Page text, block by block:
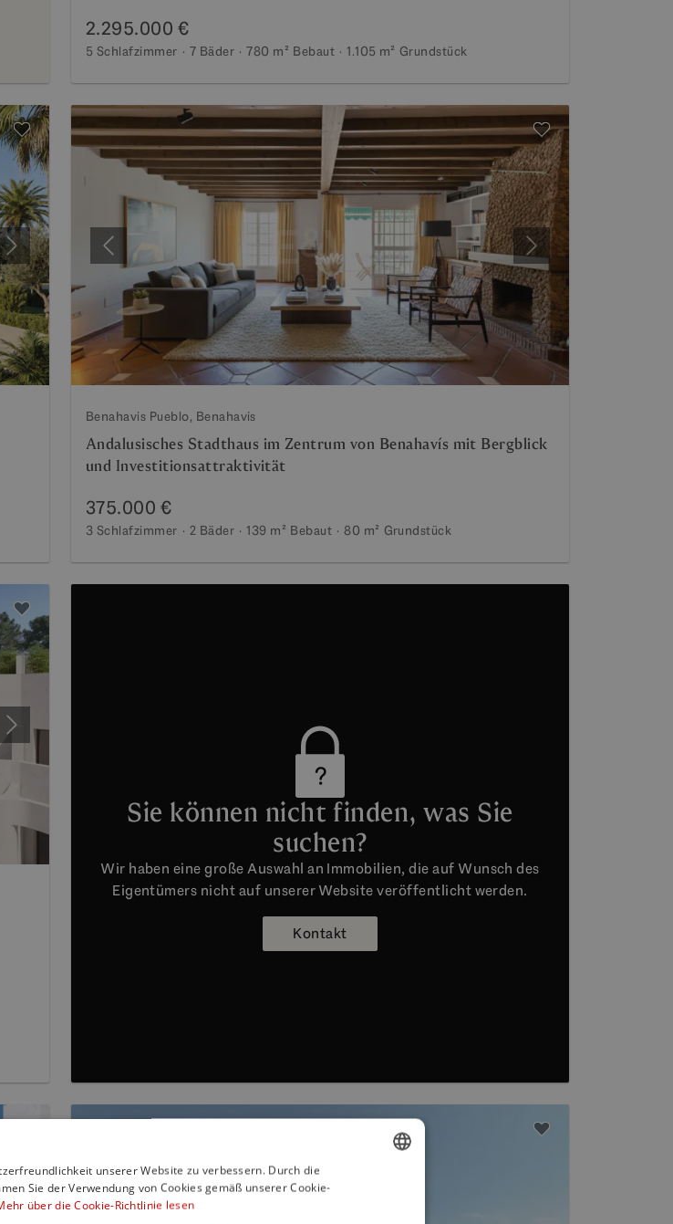
2.295.000 €
5 Schlafzimmer 7 Bäder 780 m² Bebaut 1.105 m² Grundstück
Weiter Vorherige Weiter
Benahavis Pueblo, Benahavis
Andalusisches Stadthaus im Zentrum von Benahavís mit Bergblick
und Investitionsattraktivität
375.000 €
3 Schlafzimmer 2 Bäder 139 m² Bebaut 80 m² Grundstück
Weiter
Sie können nicht finden, was Sie
suchen?
Wir haben eine große Auswahl an Immobilien, die auf Wunsch des
Eigentümers nicht auf unserer Website veröffentlicht werden.
Kontakt
unserer Website zu verbessern. Durch die
Sie der Verwendung von Cookies gemäß unserer Cookie-
über die Cookie-Richtlinie lesen